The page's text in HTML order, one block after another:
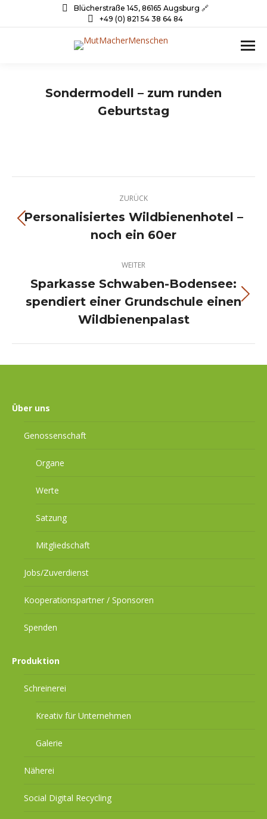
Blücherstraße 145, 86165 Augsburg 🔗
+49 (0) 821 54 38 64 84
Sondermodell – zum runden
Geburtstag
navigation
ZURÜCK
Previous
project:
Personalisiertes Wildbienenhotel –
noch ein 60er
WEITER
Next
project:
Sparkasse Schwaben-Bodensee:
spendiert einer Grundschule einen
Wildbienenpalast
Über uns
Genossenschaft
Organe
Werte
Satzung
Mitgliedschaft
Jobs/Zuverdienst
Kooperationspartner / Sponsoren
Spenden
Produktion
Schreinerei
Kreativ für Unternehmen
Galerie
Näherei
Social Digital Recycling